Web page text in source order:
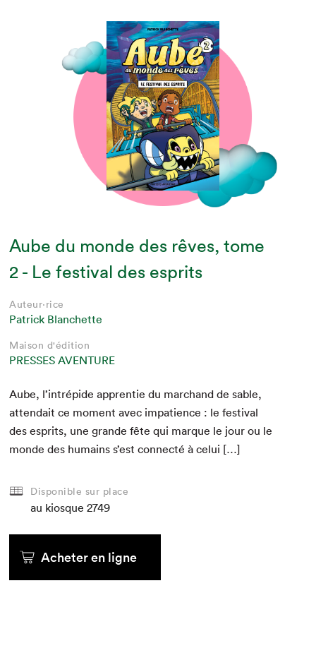
Aube du monde des rêves, tome
2 - Le festival des esprits
Auteur·rice
Patrick Blanchette
Maison d'édition
PRESSES AVENTURE
Aube, l’intrépide appren­tie du marc­hand de sable,
attendait ce moment avec impa­tience : le fes­ti­val
des esprits, une grande fête qui mar­que le jour ou le
monde des humains s’est con­nec­té à celui […]
Disponible sur place
au kiosque 2749
Acheter en ligne